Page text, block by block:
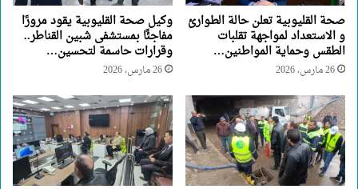
صحة القليوبية تعلن حالة الطوارئ
و الاستعداد لمواجهة تقلبات
الطقس وحماية المواطنين…
26 مارس، 2026
وكيل صحة القليوبية يقود مرورًا
مفاجئًا بمستشفى شبين القناطر..
وقرارات حاسمة لتحسين…
26 مارس، 2026